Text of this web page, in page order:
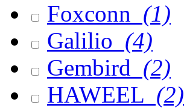
Foxconn (1)
Galilio (4)
Gembird (2)
HAWEEL (2)